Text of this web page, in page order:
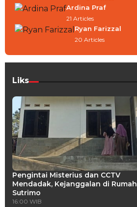
Ardina Praf
21 Articles
Ryan Farizzal
20 Articles
Liks
Pengintai Misterius dan CCTV
Mendadak, Kejanggalan di Rumah
Sutrimo
16:00 WIB